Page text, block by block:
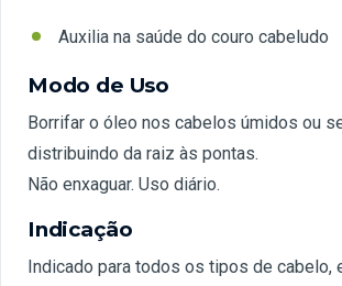
Auxilia na saúde do couro cabeludo
Modo de Uso
Borrifar o óleo nos cabelos úmidos ou
distribuindo da raiz às pontas.
Não enxaguar. Uso diário.
Indicação
Indicado para todos os tipos de cabelo,